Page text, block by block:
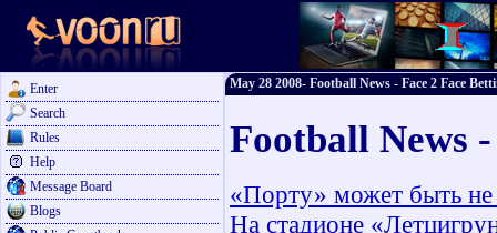
Enter
Search
Rules
Help
Message Board
Blogs
May 28 2008- Football News - Face 2 Face
Football News
«Порту» может быть
На стадионе